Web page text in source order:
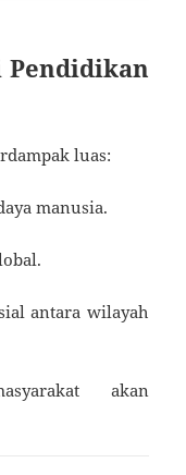
Pendidikan
luas:
manusia.
antara wilayah
akan